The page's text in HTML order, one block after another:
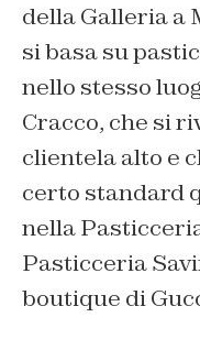
della Galleria a
si basa su
nello stesso
Cracco, che si
clientela alto e
certo standard
nella
Pasticceria
boutique di